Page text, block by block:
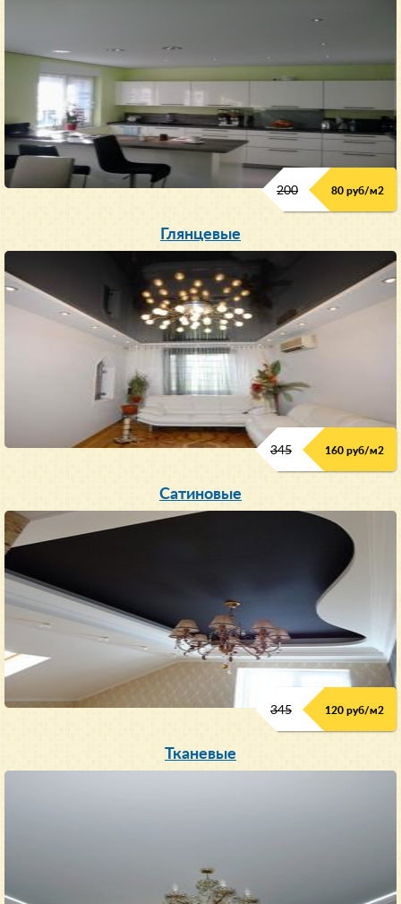
200 80 руб/м2
Глянцевые
345 160 руб/м2
Сатиновые
345 120 руб/м2
Тканевые